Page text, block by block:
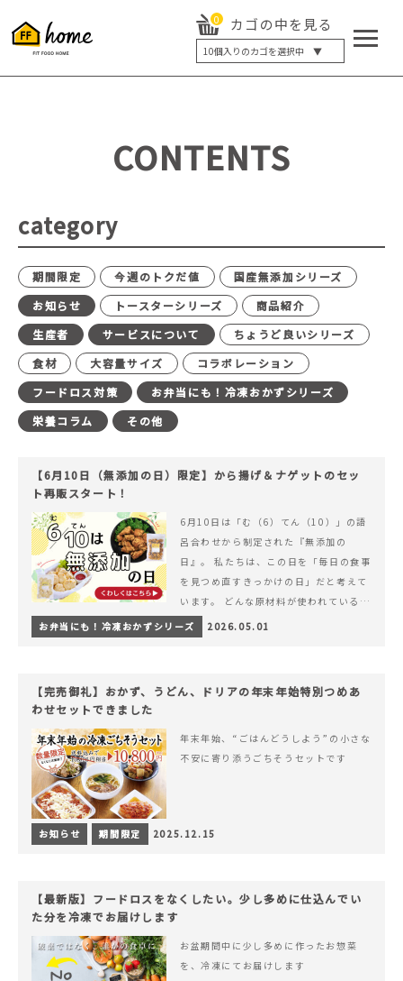
0 カゴの中を見る
10個入りのカゴを選択中 ▼
5個入り
20個入り
最大12%OFF
CONTENTS
category
期間限定 今週のトクだ値
国産無添加シリーズ
お知らせ
トースターシリーズ
商品紹介
生産者
サービスについて
ちょうど良いシリーズ
食材
大容量サイズ
コラボレーション
フードロス対策
お弁当にも！冷凍おかずシリーズ
栄養コラム
その他
【6月10日（無添加の日）限定】から揚げ＆ナゲットのセッ
ト再販スタート！
6月10日は「む（6）てん（10）」の語
呂合わせから制定された『無添加の
日』。 私たちは、この日を「毎日の食事
を見つめ直すきっかけの日」だと考えて
います。 どんな原材料が使われているの
か。 どのようにつくられているのか。&
hellip; 続きを読む 【6月10日（無添加
お弁当にも！冷凍おかずシリーズ 2026.05.01
【完売御礼】おかず、うどん、ドリアの年末年始特別つめあ
わせセットできました
年末年始、“ごはんどうしよう”の小さな
不安に寄り添うごちそうセットです
お知らせ 期間限定 2025.12.15
【最新版】フードロスをなくしたい。少し多めに仕込んでい
た分を冷凍でお届けします
お盆期間中に少し多めに作ったお惣菜
を、冷凍にてお届けします